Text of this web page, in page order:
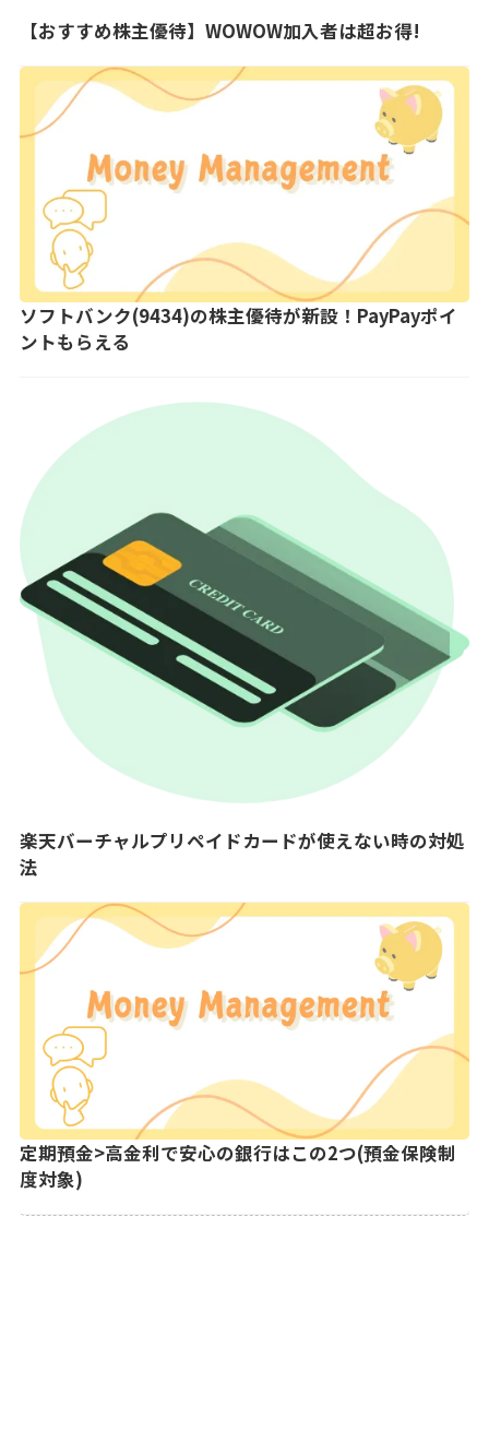
【おすすめ株主優待】WOWOW加入者は超お得!
ソフトバンク(9434)の株主優待が新設！PayPayポイ
ントもらえる
楽天バーチャルプリペイドカードが使えない時の対処
法
定期預金>高金利で安心の銀行はこの2つ(預金保険制
度対象)